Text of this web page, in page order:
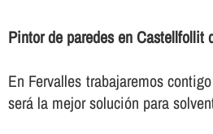
Pintor de paredes en Castellfollit
En Fervalles trabajaremos
será la mejor solución para